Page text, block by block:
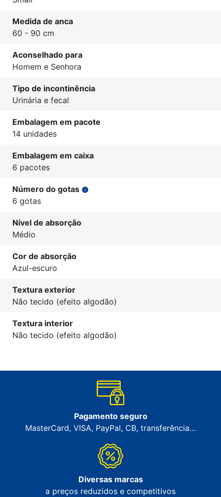
Medida de anca
60 - 90 cm
Aconselhado para
Homem e Senhora
Tipo de incontinência
Urinária e fecal
Embalagem em pacote
14 unidades
Embalagem em caixa
6 pacotes
Número do gotas info
6 gotas
Nível de absorção
Médio
Cor de absorção
Azul-escuro
Textura exterior
Não tecido (efeito algodão)
Textura interior
Não tecido (efeito algodão)
Pagamento seguro
MasterCard, VISA, PayPal, CB, transferência…
Diversas marcas
a preços reduzidos e competitivos